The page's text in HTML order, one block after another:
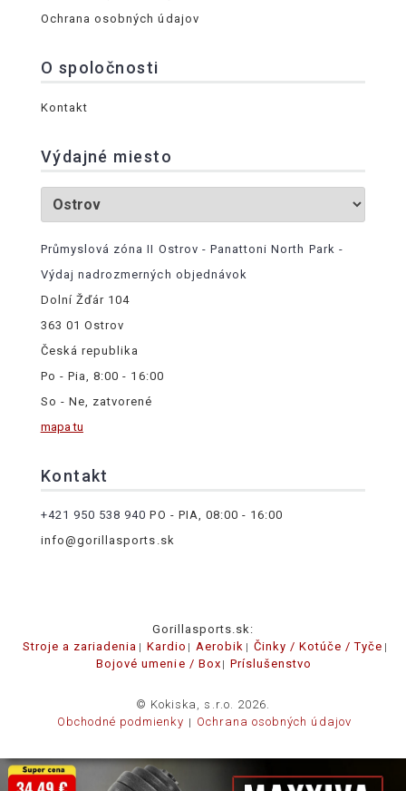
Ochrana osobných údajov
O spoločnosti
Kontakt
Výdajné miesto
Průmyslová zóna II Ostrov - Panattoni North Park -
Výdaj nadrozmerných objednávok
Dolní Žďár 104
363 01 Ostrov
Česká republika
Po - Pia, 8:00 - 16:00
So - Ne, zatvorené
mapa tu
Kontakt
+421 950 538 940 PO - PIA, 08:00 - 16:00
info@gorillasports.sk
Gorillasports.sk:
Stroje a zariadenia
Kardio Aerobik
Činky / Kotúče / Tyče
Bojové umenie / Box
Príslušenstvo
© Kokiska, s.r.o. 2026.
Obchodné podmienky
Ochrana osobných údajov